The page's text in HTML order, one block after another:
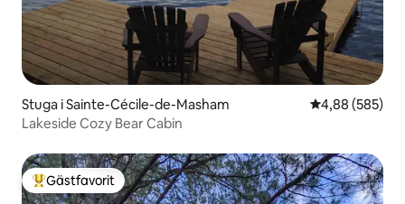
Stuga i Sainte-Cécile-de-Masham 4,88 av 5 i
4,88 (585)
Lakeside Cozy Bear Cabin
Populär gästfavorit
Gästfavorit